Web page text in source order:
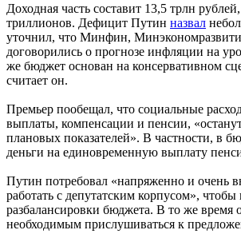
Доходная часть составит 13,5 трлн
триллионов. Дефицит Путин назвал
уточнил, что Минфин,
договорились о прогнозе инфляции на
же бюджет основан на консервативном
считает он.
Премьер пообещал, что социальные
выплаты, компенсации и пенсии,
плановых показателей». В частности, в
деньги на единовременную выплату
Путин потребовал «напряженно и очень
работать с депутатским корпусом», чтобы
разбалансировки бюджета. В то же время
необходимым прислушиваться к